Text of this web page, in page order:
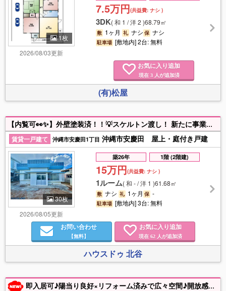
1枚
2026/08/03更新
7.5万円(共益費:ナシ )
3DK(和 1 / 洋 2 )68.79㎡
敷 1ヶ月 礼 ナシ保 ナシ
駐車場 [敷地内] 2台: 無料
お気に入り追加
現在 3人が追加済
(有)松屋
【内覧可👀✨】外壁塗装済！！💡スケルトン渡し！ 新たに事業をスタートさせたい方にぴったりの物件です！こども園や学童👧デイサービスなど地域に寄り添う用途にも最適👍✨レイアウトの自由度が高くイメージ通りの空間づくりが可能です！サロンやオフィスなど他業種での活用も大歓迎🍀ぜひ一度ご内覧くださいませ！（■事業用としてご利用の際は、別途、保証金5ヶ月分必要になります。）
賃貸一戸建て
沖縄市安慶田1丁目 沖縄市安慶田 屋上・庭付き戸建
30枚
2026/08/05更新
築26年 1階 (2階建)
15万円(共益費:ナシ )
1ルーム(和 - / 洋 1 )61.68㎡
敷 ナシ 礼 1ヶ月保 -
駐車場 [敷地内] 3台: 無料
お問い合わせ
【無料】
お気に入り追加
現在 62人が追加済
ハウスドゥ 北谷
即入居可♪陽当り良好×リフォーム済みで広々空間♪開放感あふれる快適住まい(*^^*)お問い合わせお待ちしております♪